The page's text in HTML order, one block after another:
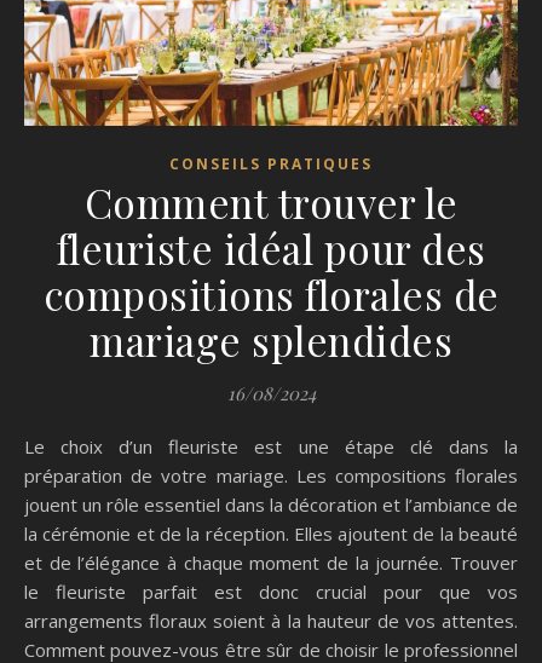
CONSEILS PRATIQUES
Comment trouver le
fleuriste idéal pour des
compositions florales de
mariage splendides
16/08/2024
Le choix d’un fleuriste est une étape clé dans la
préparation de votre mariage. Les compositions florales
jouent un rôle essentiel dans la décoration et l’ambiance de
la cérémonie et de la réception. Elles ajoutent de la beauté
et de l’élégance à chaque moment de la journée. Trouver
le fleuriste parfait est donc crucial pour que vos
arrangements floraux soient à la hauteur de vos attentes.
Comment pouvez-vous être sûr de choisir le professionnel